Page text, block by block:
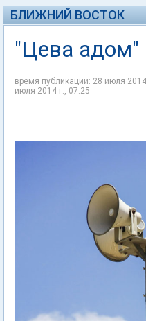
БЛИЖНИЙ ВОСТОК
"Цева
время публикации: 28 июля
июля 2014 г., 07:25